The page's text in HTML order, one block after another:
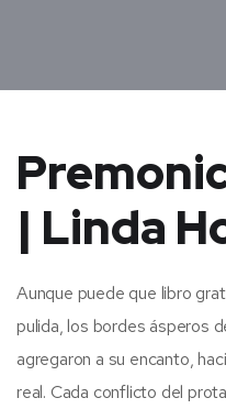
| Linda
Aunque puede que libro
pulida, los bordes ásperos
agregaron a su encanto,
real. Cada conflicto del